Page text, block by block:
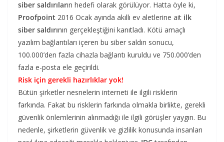
siber saldırıların hedefi olarak görülüyor. Hatta öyle ki,
Proofpoint 2016 Ocak ayında akıllı ev aletlerine ait ilk
siber saldırının gerçekleştiğini kanıtladı. Kötü amaçlı
yazılım bağlantıları içeren bu siber saldırı sonucu,
100.000’den fazla cihazla bağlantı kuruldu ve 750.000’den
fazla e-posta ele geçirildi.
Risk için gerekli hazırlıklar yok!
Bütün şirketler nesnelerin interneti ile ilgili risklerin
farkında. Fakat bu risklerin farkında olmakla birlikte, gerekli
güvenlik önlemlerinin alınmadığı ile ilgili görüşler yaygın. Bu
nedenle, şirketlerin güvenlik ve gizlilik konusunda insanları